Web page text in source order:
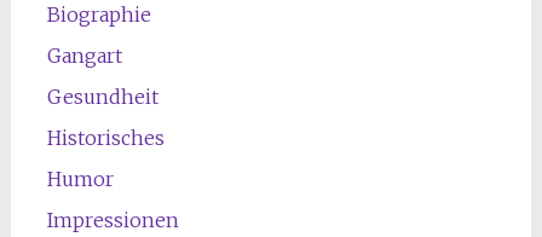
Biographie
Gangart
Gesundheit
Historisches
Humor
Impressionen